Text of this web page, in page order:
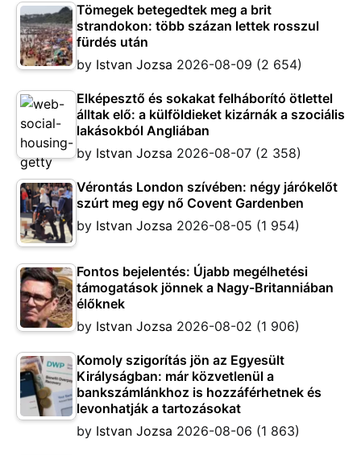
Tömegek betegedtek meg a brit
strandokon: több százan lettek rosszul
fürdés után
by Istvan Jozsa 2026-08-09 (2 654)
Elképesztő és sokakat felháborító ötlettel
álltak elő: a külföldieket kizárnák a szociális
lakásokból Angliában
by Istvan Jozsa 2026-08-07 (2 358)
Vérontás London szívében: négy járókelőt
szúrt meg egy nő Covent Gardenben
by Istvan Jozsa 2026-08-05 (1 954)
Fontos bejelentés: Újabb megélhetési
támogatások jönnek a Nagy-Britanniában
élőknek
by Istvan Jozsa 2026-08-02 (1 906)
Komoly szigorítás jön az Egyesült
Királyságban: már közvetlenül a
bankszámlánkhoz is hozzáférhetnek és
levonhatják a tartozásokat
by Istvan Jozsa 2026-08-06 (1 863)